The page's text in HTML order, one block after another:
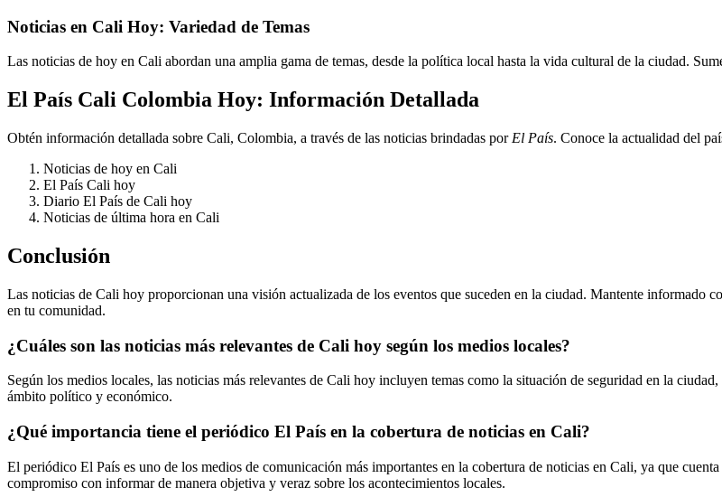
Noticias en Cali Hoy: Variedad de Temas
Las noticias de hoy en Cali abordan una amplia gama de temas, desde la política local hasta la vida cultural de la ciudad.
El País Cali Colombia Hoy: Información Detallada
Obtén información detallada sobre Cali, Colombia, a través de las noticias brindadas por El País. Conoce la actualidad del
Noticias de hoy en Cali
El País Cali hoy
Diario El País de Cali hoy
Noticias de última hora en Cali
Conclusión
Las noticias de Cali hoy proporcionan una visión actualizada de los eventos que suceden en la ciudad. Mantente informado
en tu comunidad.
¿Cuáles son las noticias más relevantes de Cali hoy según los medios locales?
Según los medios locales, las noticias más relevantes de Cali hoy incluyen temas como la situación de seguridad en la
ámbito político y económico.
¿Qué importancia tiene el periódico El País en la cobertura de noticias en Cali?
El periódico El País es uno de los medios de comunicación más importantes en la cobertura de noticias en Cali, ya que
compromiso con informar de manera objetiva y veraz sobre los acontecimientos locales.